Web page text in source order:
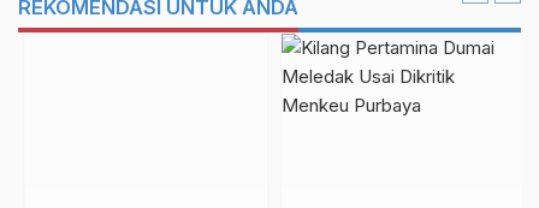
REKOMENDASI UNTUK ANDA